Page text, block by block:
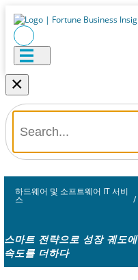
×
하드웨어 및 소프트웨어 IT 서비
스 /
스마트 전략으로 성장 궤도에
속도를 더하다